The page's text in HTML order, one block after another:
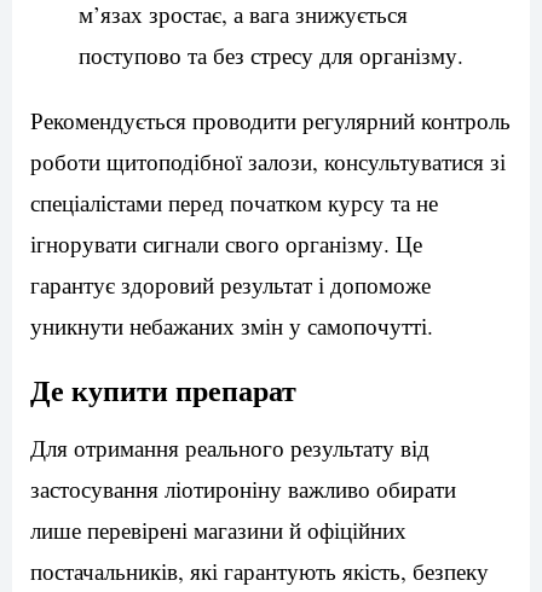
м’язах зростає, а вага знижується
поступово та без стресу для організму.
Рекомендується проводити регулярний контроль
роботи щитоподібної залози, консультуватися зі
спеціалістами перед початком курсу та не
ігнорувати сигнали свого організму. Це
гарантує здоровий результат і допоможе
уникнути небажаних змін у самопочутті.
Де купити препарат
Для отримання реального результату від
застосування ліотироніну важливо обирати
лише перевірені магазини й офіційних
постачальників, які гарантують якість, безпеку